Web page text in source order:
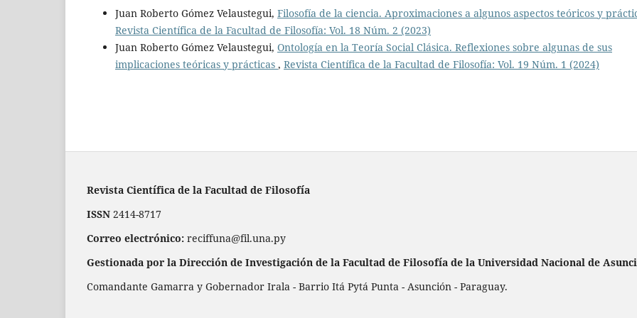
Juan Roberto Gómez Velaustegui, Filosofía de la ciencia. Aproximaciones a algunos aspectos teóricos y
Revista Científica de la Facultad de Filosofía: Vol. 18 Núm. 2 (2023)
Juan Roberto Gómez Velaustegui, Ontología en la Teoría Social Clásica. Reflexiones sobre algunas de sus
implicaciones teóricas y prácticas , Revista Científica de la Facultad de Filosofía: Vol. 19 Núm. 1 (2024)
Revista Científica de la Facultad de Filosofía
ISSN 2414-8717
Correo electrónico: reciffuna@fil.una.py
Gestionada por la Dirección de Investigación de la Facultad de Filosofía de la Universidad Nacional de
Comandante Gamarra y Gobernador Irala - Barrio Itá Pytá Punta - Asunción - Paraguay.